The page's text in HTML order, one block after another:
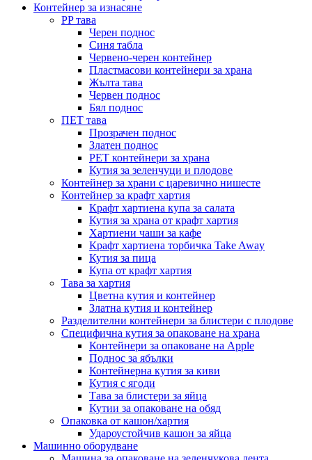
Контейнер за изнасяне
PP тава
Черен поднос
Синя табла
Червено-черен контейнер
Пластмасови контейнери за храна
Жълта тава
Червен поднос
Бял поднос
ПЕТ тава
Прозрачен поднос
Златен поднос
PET контейнери за храна
Кутия за зеленчуци и плодове
Контейнер за храни с царевично нишесте
Контейнер за крафт хартия
Крафт хартиена купа за салата
Кутия за храна от крафт хартия
Хартиени чаши за кафе
Крафт хартиена торбичка Take Away
Кутия за пица
Купа от крафт хартия
Тава за хартия
Цветна кутия и контейнер
Златна кутия и контейнер
Разделителни контейнери за блистери с плодове
Специфична кутия за опаковане на храна
Контейнери за опаковане на Apple
Поднос за ябълки
Контейнерна кутия за киви
Кутия с ягоди
Тава за блистери за яйца
Кутии за опаковане на обяд
Опаковка от кашон/хартия
Удароустойчив кашон за яйца
Машинно оборудване